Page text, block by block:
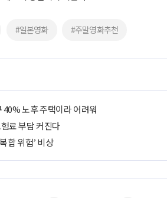
#일본영화 #주말영화추천
노후 주택이라 어려워
료 부담 커진다
합 위험’ 비상